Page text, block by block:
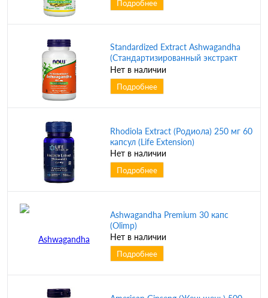
Подробнее
Standardized Extract Ashwagandha
(Стандартизированный экстракт
ашваганды) 450 мг 180 вег капсул
(NOW)
Нет в наличии
Подробнее
Rhodiola Extract (Родиола) 250 мг 60
капсул (Life Extension)
Нет в наличии
Подробнее
Ashwagandha Premium 30 капс
(Olimp)
Нет в наличии
Подробнее